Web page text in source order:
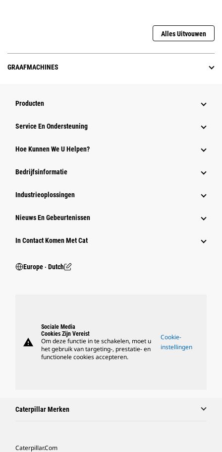
Alles Uitvouwen
GRAAFMACHINES
Producten
Service En Ondersteuning
Hoe Kunnen We U Helpen?
Bedrijfsinformatie
Industrieoplossingen
Nieuws En Gebeurtenissen
In Contact Komen Met Cat
Europe ‧ Dutch
warning
Sociale Media
Cookies Zijn Vereist
Om deze functie in te schakelen, moet u
het gebruik van targeting-, prestatie- en
functionele cookies accepteren.
Cookie-
instellingen
Caterpillar Merken
Caterpillar.com